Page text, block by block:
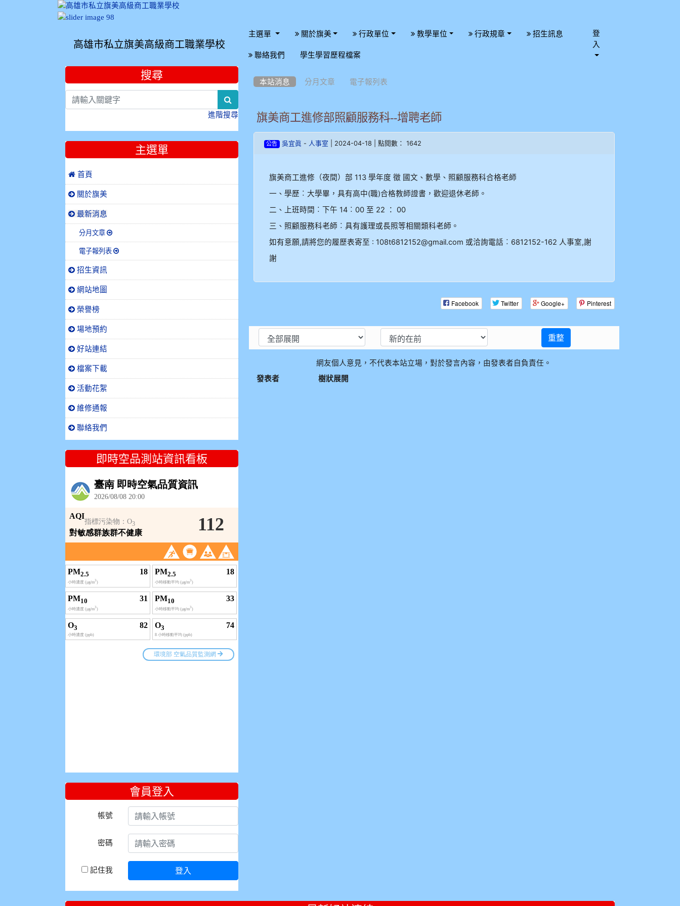
高雄市私立旗美高級商工職業學校
主選單 關於旗美 行政單位 教學單位 行政規章 招生訊息
聯絡我們 學生學習歷程檔案
登
入
本站消息 分月文章 電子報列表
旗美商工進修部照顧服務科--增聘老師
公告 吳宜眞 - 人事室 | 2024-04-18 | 點閱數： 1642
旗美商工進修（夜間）部 113 學年度 徵 國文、數學、照顧服務科合格老師
一、學歷︰大學畢，具有高中(職)合格教師證書，歡迎退休老師。
二、上班時間︰下午 14︰00 至 22 ： 00
三、照顧服務科老師︰具有護理或長照等相關類科老師。
如有意願,請將您的履歷表寄至 : 108t6812152@gmail.com 或洽詢電話︰6812152-162 人事室,謝
謝
Facebook Twitter Google+ Pinterest
重整
網友個人意見，不代表本站立場，對於發言內容，由發表者自負責任。
發表者
樹狀展開
::: 搜尋
進階搜尋
主選單
 首頁
關於旗美
最新消息
分月文章
電子報列表
招生資訊
網站地圖
榮譽榜
場地預約
好站連結
檔案下載
活動花絮
維修通報
聯絡我們
即時空品測站資訊看板
會員登入
帳號
密碼
記住我 登入
:::